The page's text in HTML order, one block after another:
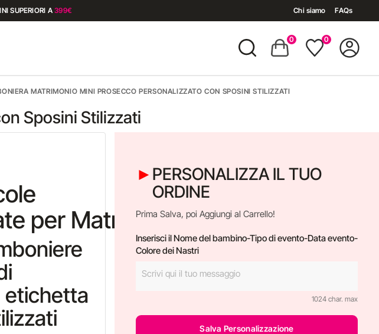
SUPERIORI A399€ Chi siamo FAQs
0 0
MATRIMONIO MINI PROSECCO PERSONALIZZATO CON SPOSINI STILIZZATI
Sposini Stilizzati
per Matrimonio
etichetta
PERSONALIZZA IL TUO
ORDINE
Prima Salva, poi Aggiungi al Carrello!
Inserisci il Nome del bambino-Tipo di evento-Data evento-
Colore dei Nastri
1024 char. max
Salva Personalizzazione